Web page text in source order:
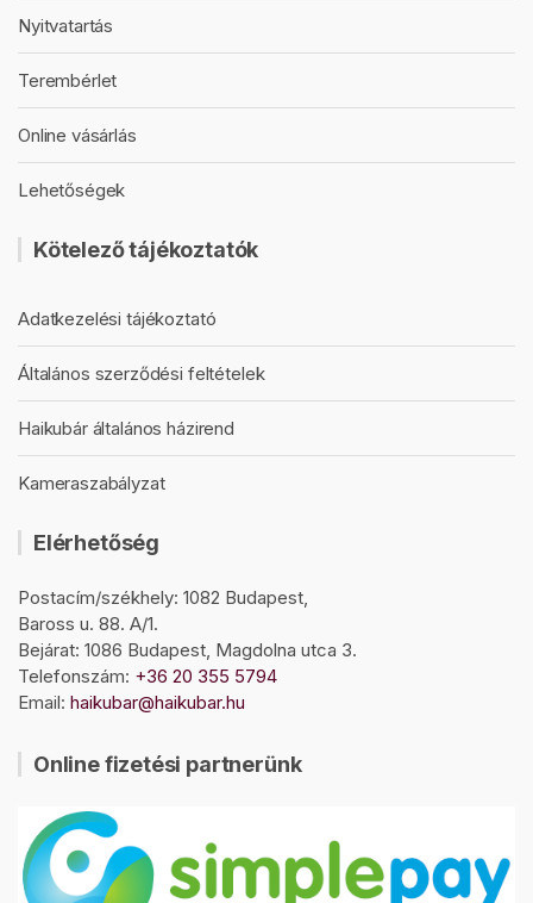
Nyitvatartás
Terembérlet
Online vásárlás
Lehetőségek
Kötelező tájékoztatók
Adatkezelési tájékoztató
Általános szerződési feltételek
Haikubár általános házirend
Kameraszabályzat
Elérhetőség
Postacím/székhely: 1082 Budapest,
Baross u. 88. A/1.
Bejárat: 1086 Budapest, Magdolna utca 3.
Telefonszám: +36 20 355 5794
Email: haikubar@haikubar.hu
Online fizetési partnerünk